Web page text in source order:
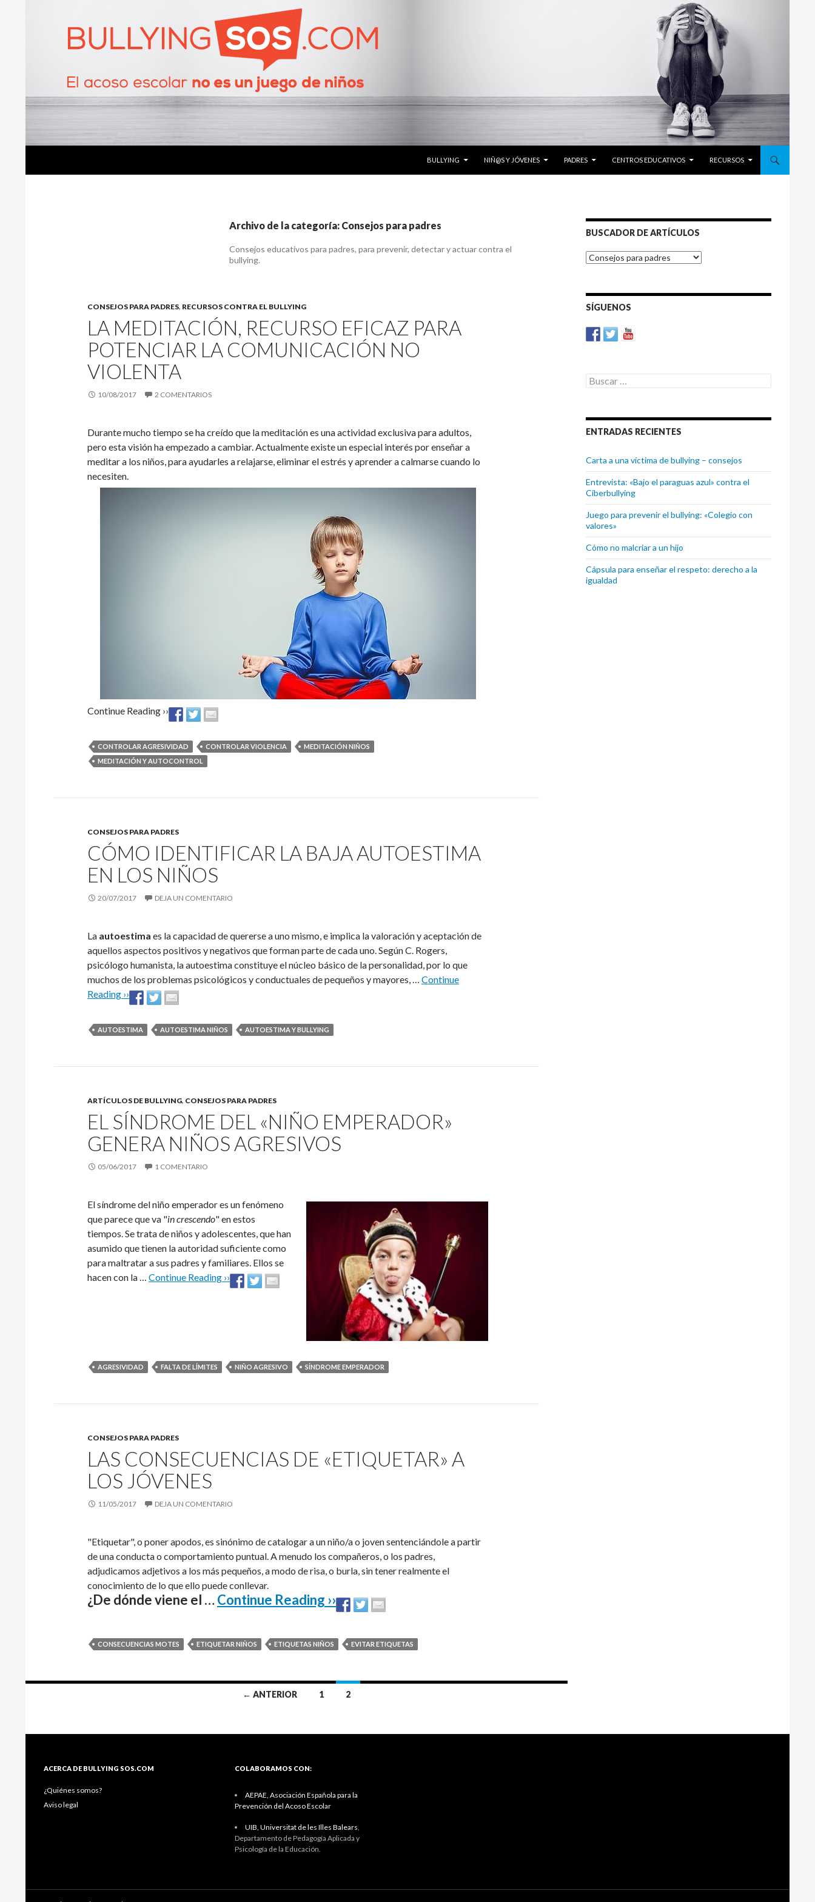
BULLYING
NIÑ@S Y JÓVENES PADRES CENTROS EDUCATIVOS RECURSOS
Archivo de la categoría: Consejos para padres
Consejos educativos para padres, para prevenir, detectar y actuar contra el
bullying.
CONSEJOS PARA PADRES, RECURSOS CONTRA EL BULLYING
LA MEDITACIÓN, RECURSO EFICAZ PARA
POTENCIAR LA COMUNICACIÓN NO
VIOLENTA
10/08/2017 2 COMENTARIOS
Durante mucho tiempo se ha creído que la meditación es una actividad exclusiva para adultos,
pero esta visión ha empezado a cambiar. Actualmente existe un especial interés por enseñar a
meditar a los niños, para ayudarles a relajarse, eliminar el estrés y aprender a calmarse cuando lo
necesiten.
Continue Reading ››
CONTROLAR AGRESIVIDAD CONTROLAR VIOLENCIA
MEDITACIÓN NIÑOS
MEDITACIÓN Y AUTOCONTROL
CONSEJOS PARA PADRES
CÓMO IDENTIFICAR LA BAJA AUTOESTIMA
EN LOS NIÑOS
20/07/2017 DEJA UN COMENTARIO
La autoestima es la capacidad de quererse a uno mismo, e implica la valoración y aceptación de
aquellos aspectos positivos y negativos que forman parte de cada uno. Según C. Rogers,
psicólogo humanista, la autoestima constituye el núcleo básico de la personalidad, por lo que
muchos de los problemas psicológicos y conductuales de pequeños y mayores, … Continue
Reading ››
AUTOESTIMA AUTOESTIMA NIÑOS AUTOESTIMA Y BULLYING
ARTÍCULOS DE BULLYING, CONSEJOS PARA PADRES
EL SÍNDROME DEL «NIÑO EMPERADOR»
GENERA NIÑOS AGRESIVOS
05/06/2017 1 COMENTARIO
El síndrome del niño emperador es un fenómeno
que parece que va "in crescendo" en estos
tiempos. Se trata de niños y adolescentes, que han
asumido que tienen la autoridad suficiente como
para maltratar a sus padres y familiares. Ellos se
hacen con la … Continue Reading ››
AGRESIVIDAD FALTA DE LÍMITES NIÑO AGRESIVO SÍNDROME EMPERADOR
CONSEJOS PARA PADRES
LAS CONSECUENCIAS DE «ETIQUETAR» A
LOS JÓVENES
11/05/2017 DEJA UN COMENTARIO
"Etiquetar", o poner apodos, es sinónimo de catalogar a un niño/a o joven sentenciándole a partir
de una conducta o comportamiento puntual. A menudo los compañeros, o los padres,
adjudicamos adjetivos a los más pequeños, a modo de risa, o burla, sin tener realmente el
conocimiento de lo que ello puede conllevar.
¿De dónde viene el …Continue Reading ››
CONSECUENCIAS MOTES ETIQUETAR NIÑOS ETIQUETAS NIÑOS EVITAR ETIQUETAS
las
← ANTERIOR 1 2
BUSCADOR DE ARTÍCULOS
BUSCADOR
DE
SÍGUENOS
Buscar:
ENTRADAS RECIENTES
Carta a una víctima de bullying – consejos
Entrevista: «Bajo el paraguas azul» contra el
Ciberbullying
Juego para prevenir el bullying: «Colegio con
valores»
Cómo no malcriar a un hijo
Cápsula para enseñar el respeto: derecho a la
igualdad
ACERCA DE BULLYING SOS.COM
¿Quiénes somos?
Aviso legal
COLABORAMOS CON:
AEPAE, Asociación Española para la
Prevención del Acoso Escolar
UIB, Universitat de les Illes Balears,
Departamento de Pedagogía Aplicada y
Psicología de la Educación.